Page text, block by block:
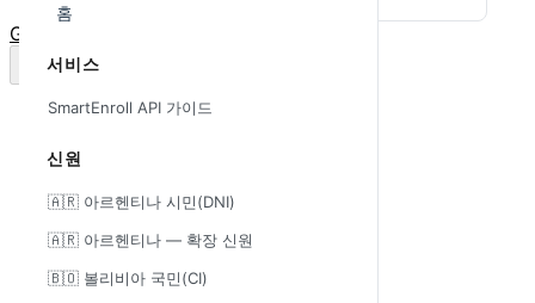
GitHub
홈
서비스
SmartEnroll API 가이드
신원
🇦🇷 아르헨티나 시민(DNI)
🇦🇷 아르헨티나 — 확장 신원
🇧🇴 볼리비아 국민(CI)